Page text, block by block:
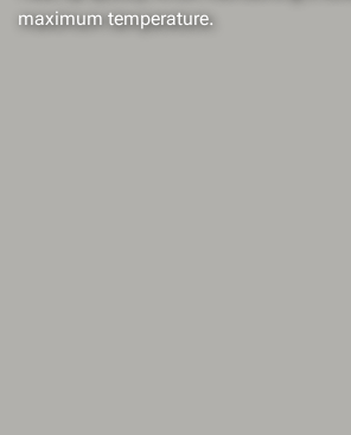
maximum temperature.